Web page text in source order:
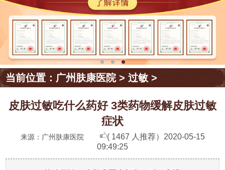
当前位置： 广州肤康医院>过敏 >
皮肤过敏吃什么药好 3类药物缓解皮肤过敏
症状
来源：广州肤康医院 ( 1467 人推荐） 2020-05-15
09:49:25